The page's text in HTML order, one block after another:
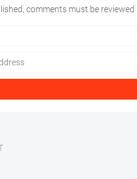
comments must be